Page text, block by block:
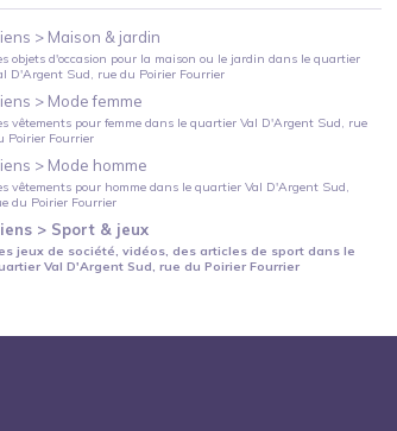
> Maison & jardin
objets d'occasion pour la maison ou le jardin dans le quartier
D'Argent Sud, rue du Poirier Fourrier
> Mode femme
vêtements pour femme dans le quartierVal D'Argent Sud, rue
Poirier Fourrier
> Mode homme
vêtements pour homme dans le quartierVal D'Argent Sud,
du Poirier Fourrier
> Sport & jeux
jeux de société, vidéos, des articles de sport dans le
Val D'Argent Sud, rue du Poirier Fourrier